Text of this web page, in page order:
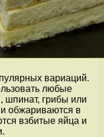
вариаций.
любые
шпинат, грибы или
обжариваются в
взбитые яйца и